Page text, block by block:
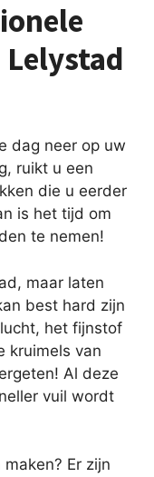
dag neer op uw
ruikt u een
die u eerder
is het tijd om
te nemen!
maar laten
best hard zijn
het fijnstof
kruimels van
Al deze
vuil wordt
Er zijn